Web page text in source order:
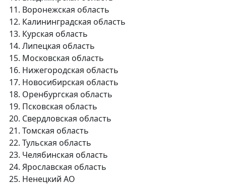
Воронежская область
Калининградская область
Курская область
Липецкая область
Московская область
Нижегородская область
Новосибирская область
Оренбургская область
Псковская область
Свердловская область
Томская область
Тульская область
Челябинская область
Ярославская область
Ненецкий АО